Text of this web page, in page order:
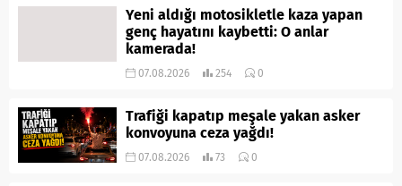
Yeni aldığı motosikletle kaza yapan
genç hayatını kaybetti: O anlar
kamerada!
07.08.2026 254 0
Trafiği kapatıp meşale yakan asker
konvoyuna ceza yağdı!
07.08.2026 73 0